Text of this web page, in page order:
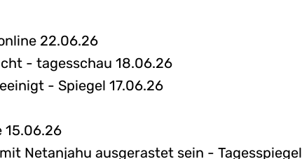
22.06.26
- tagesschau 18.06.26
- Spiegel 17.06.26
15.06.26
Netanjahu ausgerastet sein - Tagesspiegel